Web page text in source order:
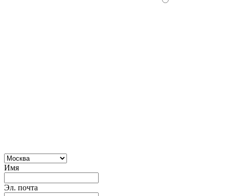
Имя
Эл. почта